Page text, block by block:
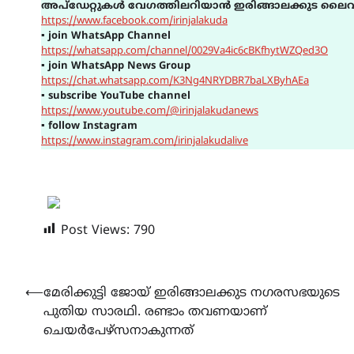
അപ്ഡേറ്റുകൾ വേഗത്തിലറിയാൻ ഇരിങ്ങാലക്കുട
https://www.facebook.com/irinjalakuda
▪join WhatsApp Channel
https://whatsapp.com/channel/0029Va4ic6cBKfhytWZQed3O
▪join WhatsApp News Group
https://chat.whatsapp.com/K3Ng4NRYDBR7baLXByhAEa
▪ subscribe YouTube channel
https://www.youtube.com/@irinjalakudanews
▪ follow Instagram
https://www.instagram.com/irinjalakudalive
Post Views: 790
Post
navigation
⟵മേരിക്കുട്ടി ജോയ് ഇരിങ്ങാലക്കുട നഗരസഭയുടെ
പുതിയ സാരഥി. രണ്ടാം തവണയാണ്
ചെയർപേഴ്സനാകുന്നത്